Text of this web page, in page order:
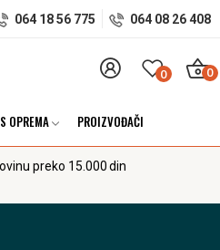
064 18 56 775 064 08 26 408
0 0
OPREMA PROIZVOĐAČI
preko 15.000 din